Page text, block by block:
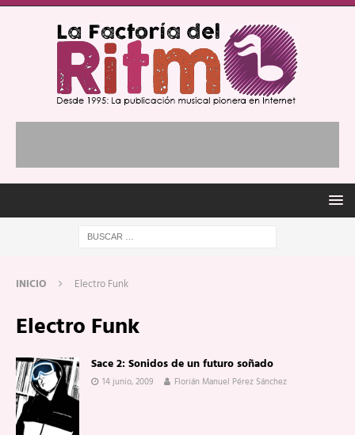
INICIO Electro Funk
Electro Funk
Sace 2: Sonidos de un futuro soñado
14 junio, 2009 Florián Manuel Pérez Sánchez